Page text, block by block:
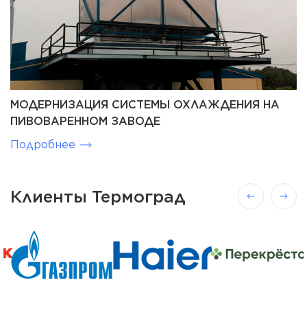
МОДЕРНИЗАЦИЯ СИСТЕМЫ ОХЛАЖДЕНИЯ НА
ПИВОВАРЕННОМ ЗАВОДЕ
Подробнее
Клиенты Термоград